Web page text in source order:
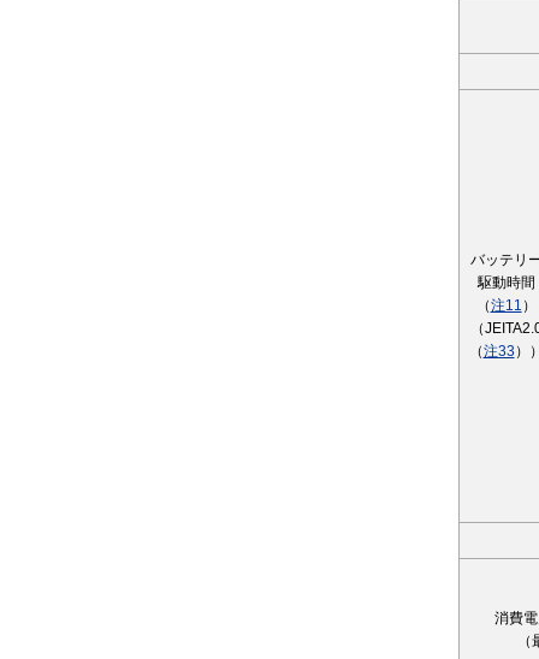
バッテリ
駆動時間
（注11 ）
（
（注33 ）
消費